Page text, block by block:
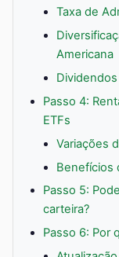
Taxa de
Americana
Passo 4:
ETFs
Variações
Benefícios
Passo 5:
carteira?
Passo 6: Por